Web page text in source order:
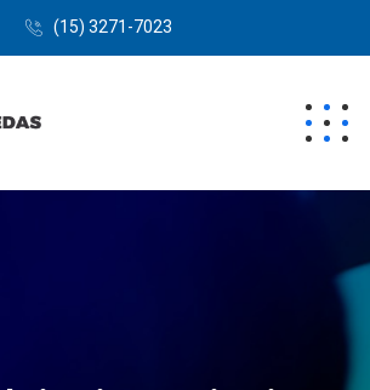
(15) 3271-7023